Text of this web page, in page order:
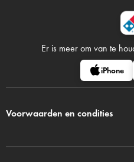
Er is meer om van te
iPhone
Voorwaarden en condities